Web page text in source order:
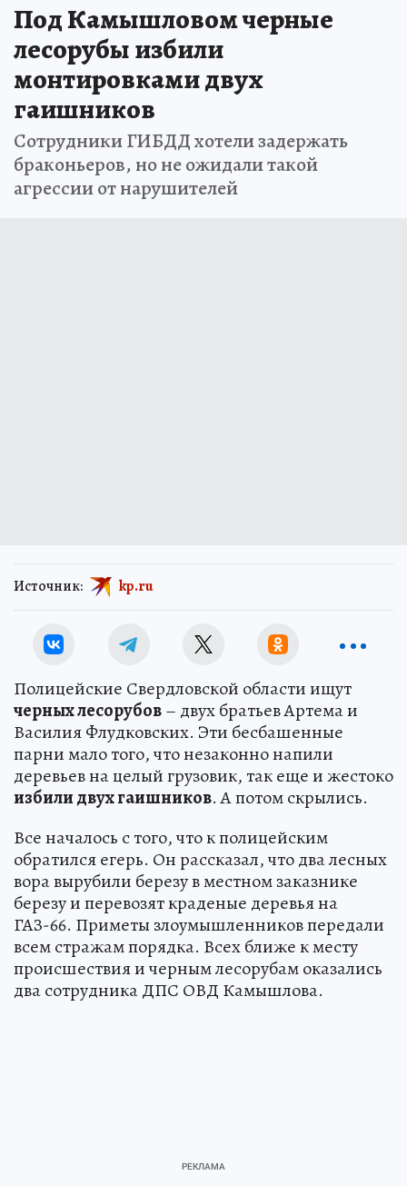
Под Камышловом черные
лесорубы избили
монтировками двух
гаишников
Сотрудники ГИБДД хотели задержать
браконьеров, но не ожидали такой
агрессии от нарушителей
Источник: kp.ru
Полицейские Свердловской области ищут
черных лесорубов– двух братьев Артема и
Василия Флудковских. Эти бесбашенные
парни мало того, что незаконно напили
деревьев на целый грузовик, так еще и жестоко
избили двух гаишников. А потом скрылись.
Все началось с того, что к полицейским
обратился егерь. Он рассказал, что два лесных
вора вырубили березу в местном заказнике
березу и перевозят краденые деревья на
ГАЗ-66. Приметы злоумышленников передали
всем стражам порядка. Всех ближе к месту
происшествия и черным лесорубам оказались
два сотрудника ДПС ОВД Камышлова.